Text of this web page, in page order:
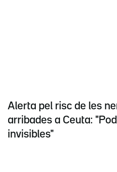
Alerta pel risc de les
arribades a Ceuta:
invisibles"